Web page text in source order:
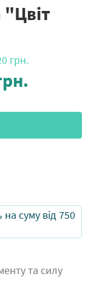
"Цвіт
грн.
суму від 750
та силу